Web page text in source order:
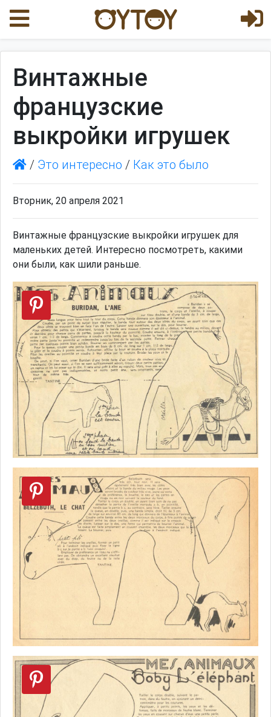
Винтажные
французские
выкройки игрушек
/ Это интересно / Как это было
Вторник, 20 апреля 2021
Винтажные французские выкройки игрушек для
маленьких детей. Интересно посмотреть, какими
они были, как шили раньше.